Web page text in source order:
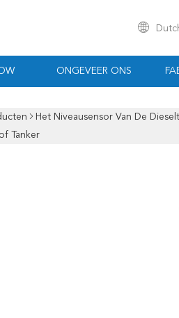
ONGEVEER ONS
Het Niveausensor Van De
Tanker